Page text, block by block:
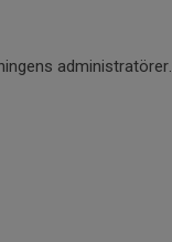
administratörer.